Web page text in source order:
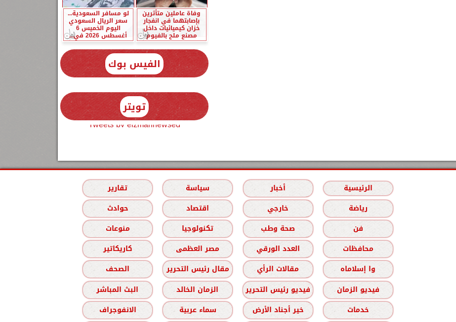
وفاة عاملين متأثرين
بإصابتهما في انفجار
خزان كيميائيات داخل
مصنع ملح بالفيوم
لو مسافر السعودية...
سعر الريال السعودي
اليوم الخميس 6
أغسطس 2026 في...
الفيس بوك
تويتر
Tweets by elzmannewseg
الرئيسية أخبار سياسة
تقارير
رياضة
خارجي اقتصاد
حوادث
فن
صحة وطب تكنولوجيا
منوعات
محافظات
العدد الورقي مصر العظمى
كاريكاتير
وا إسلاماه
مقالات الرأي مقال رئيس التحرير
الصحف
فيديو الزمان
فيديو رئيس التحرير الزمان الخالد
البث المباشر
خدمات
خير أجناد الأرض سماء عربية الانفوجراف